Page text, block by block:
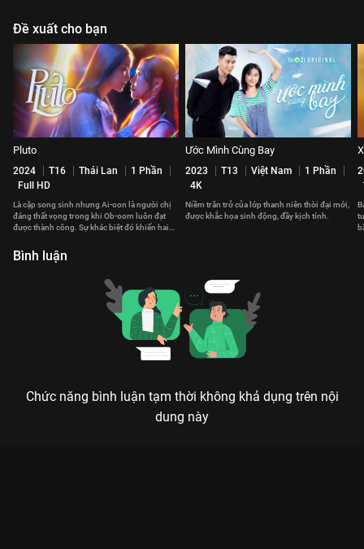
Đề xuất cho bạn
Pluto
2024 T16 Thái Lan
1 Phần
Full HD
Là cặp song sinh nhưng Ai-oon là người chị
đáng thất vọng trong khi Ob-oom luôn đạt
được thành công. Sự khác biệt đó khiến hai
Ước Mình Cùng Bay
2023 T13 Việt Nam
1 Phần
4K
Niềm trăn trở của lớp thanh niên thời đại mới,
được khắc họa sinh động, đầy kịch tính.
Bình luận
Chức năng bình luận tạm thời không khả dụng trên nội
dung này